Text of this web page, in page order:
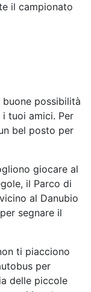
il campionato
possibilità
tuoi amici. Per
bel posto per
giocare al
il Parco di
al Danubio
segnare il
ti piacciono
per
delle piccole